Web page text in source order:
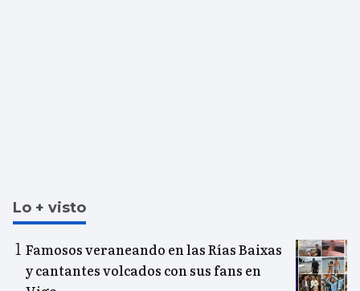
Lo + visto
Famosos veraneando en las Rías Baixas
y cantantes volcados con sus fans en